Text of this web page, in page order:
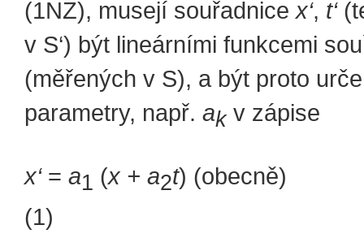
(1NZ), musejí souřadnice x‘, t‘
v S‘) být lineárními funkcemi
(měřených v S), a být proto
parametry, např. akv zápise
x‘ = a1 (x + a2t)
(1)